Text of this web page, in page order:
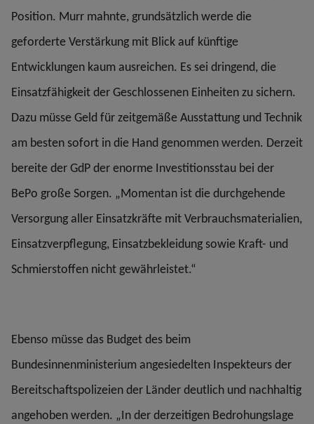
Position. Murr mahnte, grundsätzlich werde die
geforderte Verstärkung mit Blick auf künftige
Entwicklungen kaum ausreichen. Es sei dringend, die
Einsatzfähigkeit der Geschlossenen Einheiten zu sichern.
Dazu müsse Geld für zeitgemäße Ausstattung und Technik
am besten sofort in die Hand genommen werden. Derzeit
bereite der GdP der enorme Investitionsstau bei der
BePo große Sorgen. „Momentan ist die durchgehende
Versorgung aller Einsatzkräfte mit Verbrauchsmaterialien,
Einsatzverpflegung, Einsatzbekleidung sowie Kraft- und
Schmierstoffen nicht gewährleistet.“
Ebenso müsse das Budget des beim
Bundesinnenministerium angesiedelten Inspekteurs der
Bereitschaftspolizeien der Länder deutlich und nachhaltig
angehoben werden. „In der derzeitigen Bedrohungslage